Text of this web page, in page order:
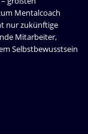
Mentalcoach
nur zukünftige
Mitarbeiter,
Selbstbewusstsein